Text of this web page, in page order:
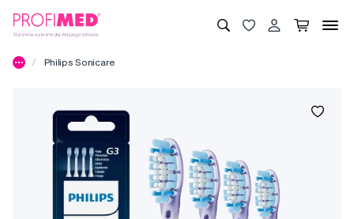
Philips Sonicare